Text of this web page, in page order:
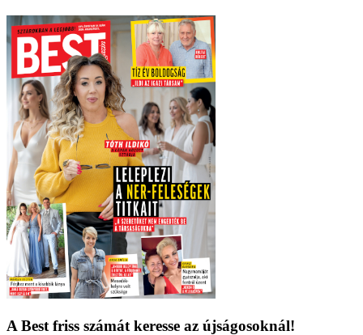
A Best friss számát keresse az újságosoknál!